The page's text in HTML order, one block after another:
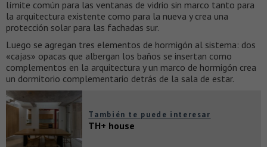
límite común para las ventanas de vidrio sin marco tanto para
la arquitectura existente como para la nueva y crea una
protección solar para las fachadas sur.
Luego se agregan tres elementos de hormigón al sistema: dos
«cajas» opacas que albergan los baños se insertan como
complementos en la arquitectura y un marco de hormigón crea
un dormitorio complementario detrás de la sala de estar.
También te puede interesar
TH+ house